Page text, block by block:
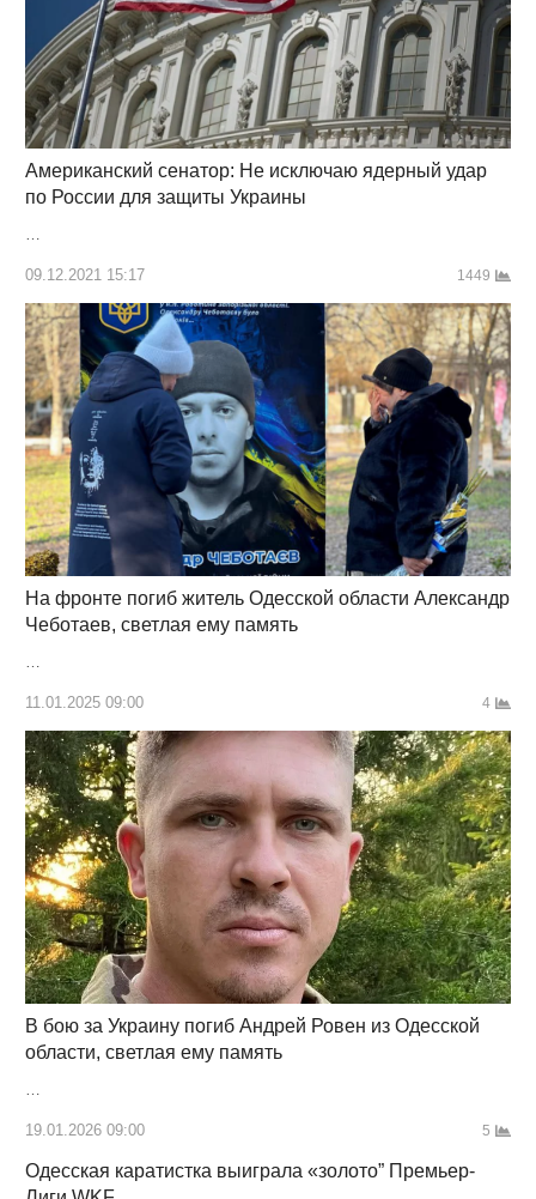
Американский сенатор: Не исключаю ядерный удар
по России для защиты Украины
09.12.2021 15:17 1449
На фронте погиб житель Одесской области Александр
Чеботаев, светлая ему память
11.01.2025 09:00 4
В бою за Украину погиб Андрей Ровен из Одесской
области, светлая ему память
…
19.01.2026 09:00 5
Одесская каратистка выиграла «золото” Премьер-